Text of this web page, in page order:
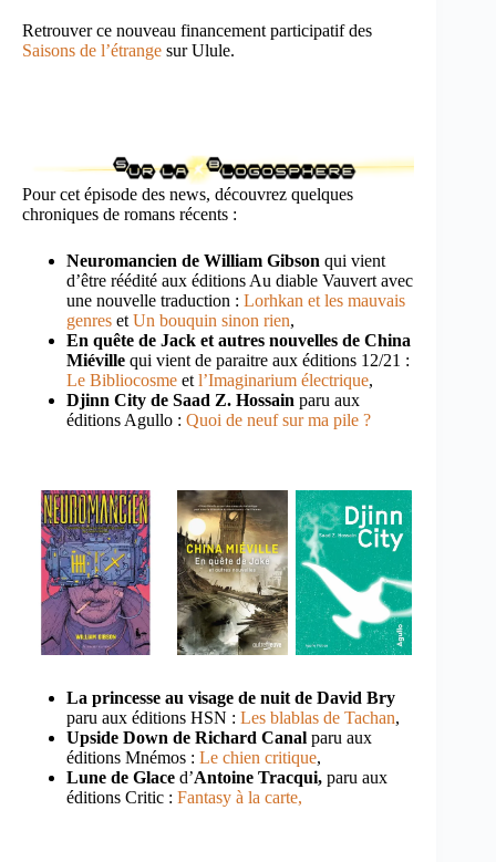
Retrouver ce nouveau financement participatif des
Saisons de l’étrange sur Ulule.
Pour cet épisode des news, découvrez quelques
chroniques de romans récents :
Neuromancien de William Gibson qui vient
d’être réédité aux éditions Au diable Vauvert avec
une nouvelle traduction : Lorhkan et les mauvais
genres et Un bouquin sinon rien,
En quête de Jack et autres nouvelles de China
Miéville qui vient de paraitre aux éditions 12/21 :
Le Bibliocosme et l’Imaginarium électrique,
Djinn City de Saad Z. Hossain paru aux
éditions Agullo : Quoi de neuf sur ma pile ?
La princesse au visage de nuit de David Bry
paru aux éditions HSN : Les blablas de Tachan,
Upside Down de Richard Canal paru aux
éditions Mnémos : Le chien critique,
Lune de Glace d’Antoine Tracqui, paru aux
éditions Critic : Fantasy à la carte,